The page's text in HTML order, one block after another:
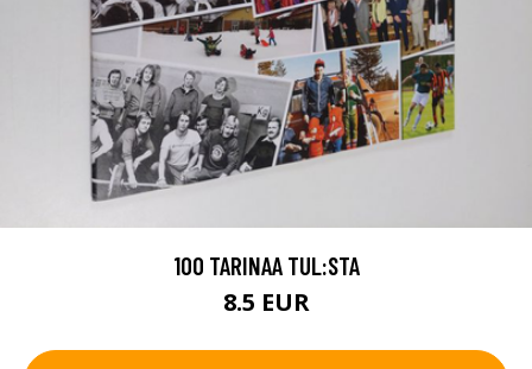
100 TARINAA TUL:STA
8.5 EUR